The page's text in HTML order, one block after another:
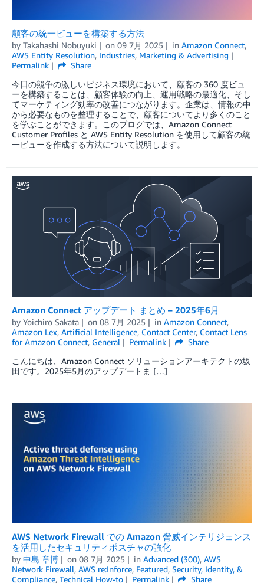
顧客の統一ビューを構築する方法
by Takahashi Nobuyuki on 09 7月 2025 in Amazon Connect,
AWS Entity Resolution, Industries, Marketing & Advertising
Permalink
Share
今日の競争の激しいビジネス環境において、顧客の 360 度ビュ
ーを構築することは、顧客体験の向上、運用戦略の最適化、そし
てマーケティング効率の改善につながります。企業は、情報の中
から必要なものを整理することで、顧客についてより多くのこと
を学ぶことができます。このブログでは、Amazon Connect
Customer Profiles と AWS Entity Resolution を使用して顧客の統
一ビューを作成する方法について説明します。
Amazon Connect アップデート まとめ – 2025年6月
by Yoichiro Sakata on 08 7月 2025 in Amazon Connect,
Amazon Lex, Artificial Intelligence, Contact Center, Contact Lens
for Amazon Connect, General Permalink
Share
こんにちは、Amazon Connect ソリューションアーキテクトの坂
田です。2025年5月のアップデートま […]
AWS Network Firewall での Amazon 脅威インテリジェンス
を活用したセキュリティポスチャの強化
by 中島 章博 on 08 7月 2025 in Advanced (300), AWS
Network Firewall, AWS re:Inforce, Featured, Security, Identity, &
Compliance, Technical How-to Permalink Share